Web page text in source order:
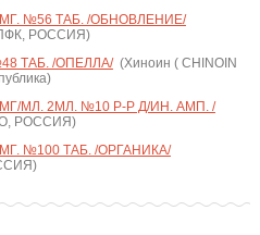
№56 ТАБ. /ОБНОВЛЕНИЕ/
РОССИЯ)
ТАБ. /ОПЕЛЛА/(Хиноин ( CHINOIN
МЛ. 2МЛ. №10 Р-Р Д/ИН. АМП. /
РОССИЯ)
№100 ТАБ. /ОРГАНИКА/